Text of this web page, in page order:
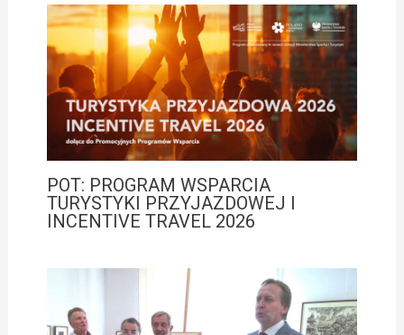
POT: PROGRAM WSPARCIA
TURYSTYKI PRZYJAZDOWEJ I
INCENTIVE TRAVEL 2026